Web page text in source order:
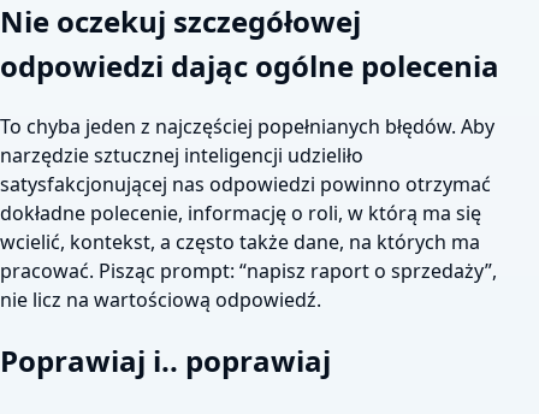
Nie oczekuj szczegółowej
odpowiedzi dając ogólne polecenia
To chyba jeden z najczęściej popełnianych błędów. Aby
narzędzie sztucznej inteligencji udzieliło
satysfakcjonującej nas odpowiedzi powinno otrzymać
dokładne polecenie, informację o roli, w którą ma się
wcielić, kontekst, a często także dane, na których ma
pracować. Pisząc prompt: “napisz raport o sprzedaży”,
nie licz na wartościową odpowiedź.
Poprawiaj i.. poprawiaj